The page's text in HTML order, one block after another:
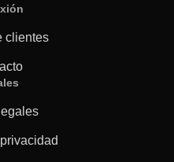
clientes